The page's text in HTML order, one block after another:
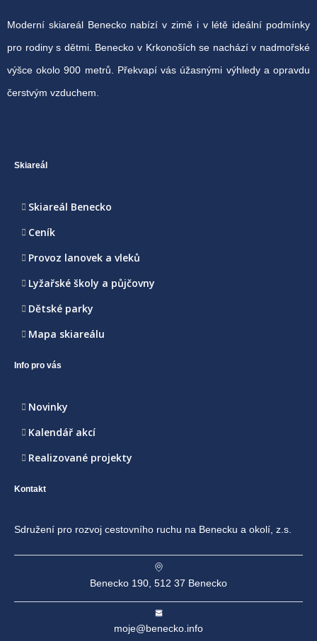
Moderní skiareál Benecko nabízí v zimě i v létě ideální podmínky
pro rodiny s dětmi. Benecko v Krkonoších se nachází v nadmořské
výšce okolo 900 metrů. Překvapí vás úžasnými výhledy a opravdu
čerstvým vzduchem.
Skiareál
Skiareál Benecko
Ceník
Provoz lanovek a vleků
Lyžařské školy a půjčovny
Dětské parky
Mapa skiareálu
Info pro vás
Novinky
Kalendář akcí
Realizované projekty
Kontakt
Sdružení pro rozvoj cestovního ruchu na Benecku a okolí, z.s.
Benecko 190, 512 37 Benecko
moje@benecko.info